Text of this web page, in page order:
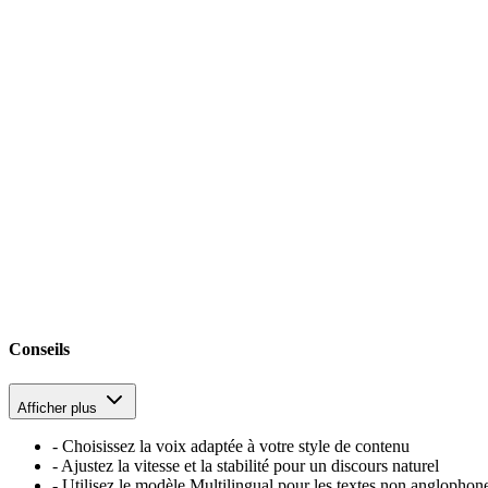
Conseils
Afficher plus
- Choisissez la voix adaptée à votre style de contenu
- Ajustez la vitesse et la stabilité pour un discours naturel